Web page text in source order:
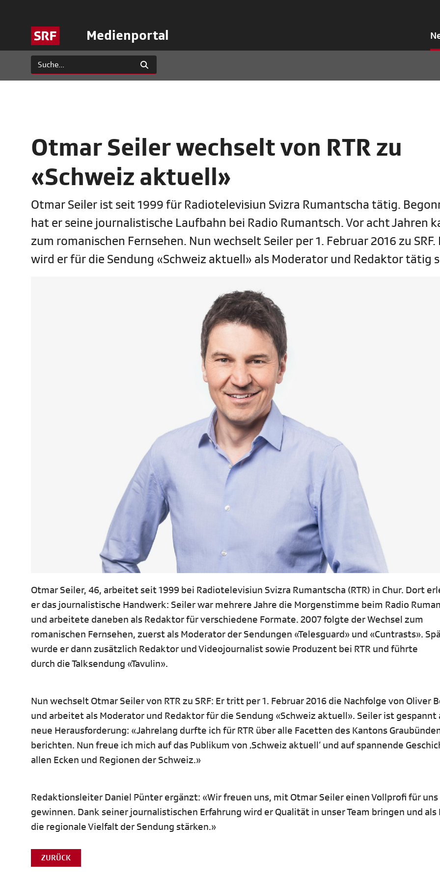
Medienportal
Otmar Seiler wechselt von RTR zu
«Schweiz aktuell»
Otmar Seiler ist seit 1999 für Radiotelevisiun Svizra Rumantscha tätig.
hat er seine journalistische Laufbahn bei Radio Rumantsch. Vor acht Jahren
zum romanischen Fernsehen. Nun wechselt Seiler per 1. Februar 2016 zu SRF.
wird er für die Sendung «Schweiz aktuell» als Moderator und Redaktor tätig
Otmar Seiler, 46, arbeitet seit 1999 bei Radiotelevisiun Svizra Rumantscha (RTR) in Chur. Dort
er das journalistische Handwerk: Seiler war mehrere Jahre die Morgenstimme beim Radio
und arbeitete daneben als Redaktor für verschiedene Formate. 2007 folgte der Wechsel zum
romanischen Fernsehen, zuerst als Moderator der Sendungen «Telesguard» und «Cuntrasts».
wurde er dann zusätzlich Redaktor und Videojournalist sowie Produzent bei RTR und führte
durch die Talksendung «Tavulin».
Nun wechselt Otmar Seiler von RTR zu SRF: Er tritt per 1. Februar 2016 die Nachfolge von Oliver
und arbeitet als Moderator und Redaktor für die Sendung «Schweiz aktuell». Seiler ist gespannt
neue Herausforderung: «Jahrelang durfte ich für RTR über alle Facetten des Kantons
berichten. Nun freue ich mich auf das Publikum von ‚Schweiz aktuell‘ und auf spannende
allen Ecken und Regionen der Schweiz.»
Redaktionsleiter Daniel Pünter ergänzt: «Wir freuen uns, mit Otmar Seiler einen Vollprofi für uns
gewinnen. Dank seiner journalistischen Erfahrung wird er Qualität in unser Team bringen und als
die regionale Vielfalt der Sendung stärken.»
ZURÜCK